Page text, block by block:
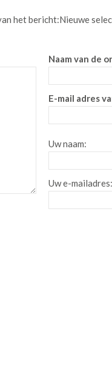
het bericht:Nieuwe
Naam van de
E-mail adres
Uw naam:
Uw e-mailadres: